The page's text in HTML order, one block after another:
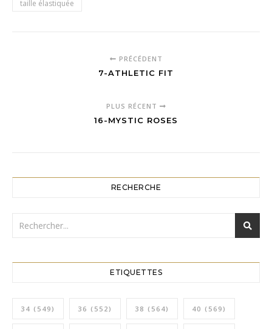
taille élastiquée
PRÉCÉDENT
7-ATHLETIC FIT
PLUS RÉCENT
16-MYSTIC ROSES
RECHERCHE
ETIQUETTES
34 (549) 36 (552) 38 (564) 40 (569)